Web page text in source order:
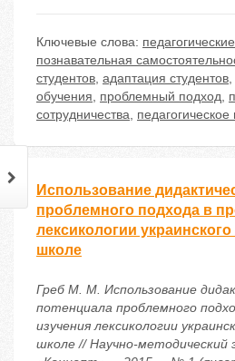
Ключевые слова:
познавательная
студентов, адаптация студентов,
обучения, проблемный подход,
сотрудничества, педагогическое
Использование
проблемного подхода в
лексикологии
школе
Греб М. М. Использование
потенциала проблемного
изучения лексикологии
школе // Научно-методический